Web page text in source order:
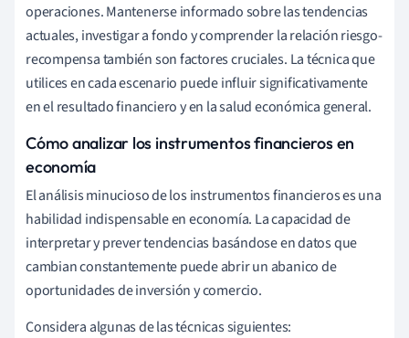
operaciones. Mantenerse informado sobre las tendencias
actuales, investigar a fondo y comprender la relación riesgo-
recompensa también son factores cruciales. La técnica que
utilices en cada escenario puede influir significativamente
en el resultado financiero y en la salud económica general.
Cómo analizar los instrumentos financieros en
economía
El análisis minucioso de los instrumentos financieros es una
habilidad indispensable en economía. La capacidad de
interpretar y prever tendencias basándose en datos que
cambian constantemente puede abrir un abanico de
oportunidades de inversión y comercio.
Considera algunas de las técnicas siguientes: